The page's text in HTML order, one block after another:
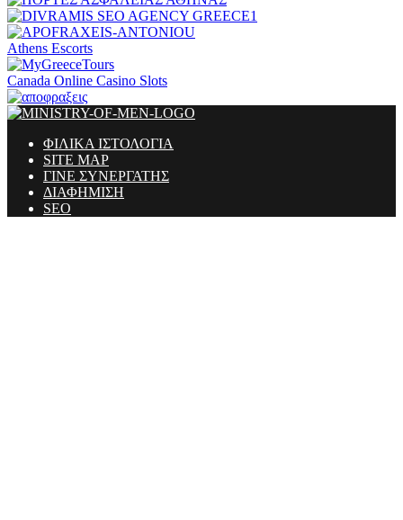
Athens Escorts
Canada Online Casino Slots
ΦΙΛΙΚΑ ΙΣΤΟΛΟΓΙΑ
SITE MAP
ΓΙΝΕ ΣΥΝΕΡΓΑΤΗΣ
ΔΙΑΦΗΜΙΣΗ
SEO